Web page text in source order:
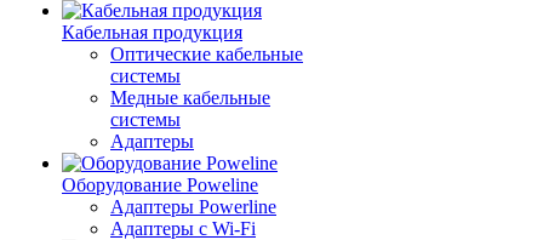
Кабельная продукция
Оптические кабельные
системы
Медные кабельные
системы
Адаптеры
Оборудование Poweline
Адаптеры Powerline
Адаптеры с Wi-Fi